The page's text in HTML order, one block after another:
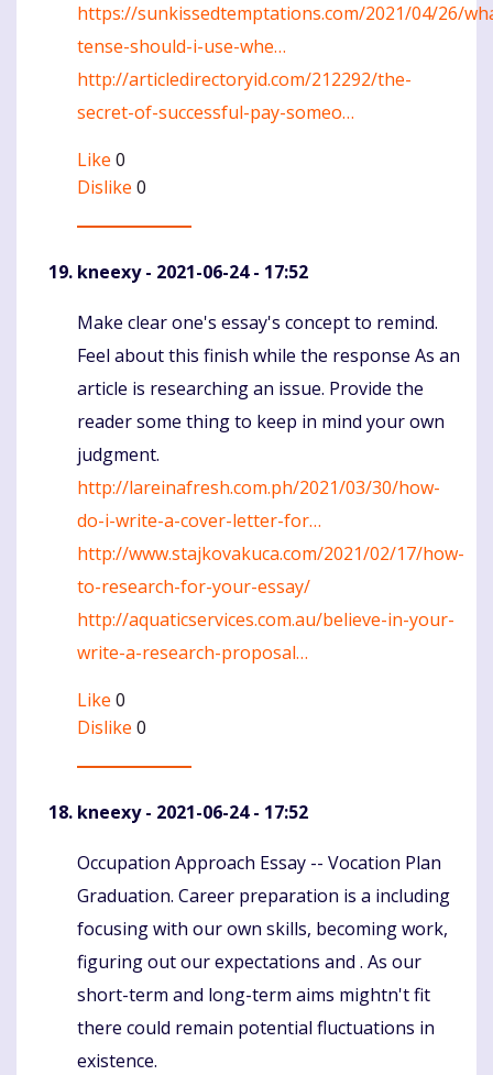
https://sunkissedtemptations.com/2021/04/26/
tense-should-i-use-whe…
http://articledirectoryid.com/212292/the-
secret-of-successful-pay-someo…
Like 0
Dislike 0
kneexy- 2021-06-24 - 17:52
Komentaras
Make clear one's essay's concept to remind.
Feel about this finish while the response As an
article is researching an issue. Provide the
reader some thing to keep in mind your own
judgment.
http://lareinafresh.com.ph/2021/03/30/how-
do-i-write-a-cover-letter-for…
http://www.stajkovakuca.com/2021/02/17/how-
to-research-for-your-essay/
http://aquaticservices.com.au/believe-in-your-
write-a-research-proposal…
Like 0
Dislike 0
kneexy- 2021-06-24 - 17:52
Komentaras
Occupation Approach Essay -- Vocation Plan
Graduation. Career preparation is a including
focusing with our own skills, becoming work,
figuring out our expectations and . As our
short-term and long-term aims mightn't fit
there could remain potential fluctuations in
existence.